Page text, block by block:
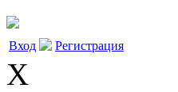
Вход Регистрация
X